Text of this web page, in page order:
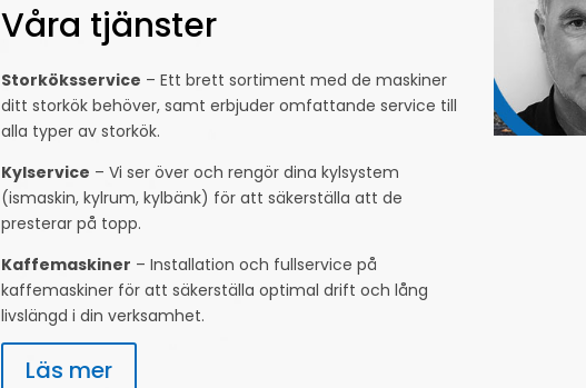
Våra tjänster
Storköksservice – Ett brett sortiment med de maskiner
ditt storkök behöver, samt erbjuder omfattande service till
alla typer av storkök.
Kylservice – Vi ser över och rengör dina kylsystem
(ismaskin, kylrum, kylbänk) för att säkerställa att de
presterar på topp.
Kaffemaskiner – Installation och fullservice på
kaffemaskiner för att säkerställa optimal drift och lång
livslängd i din verksamhet.
Läs mer